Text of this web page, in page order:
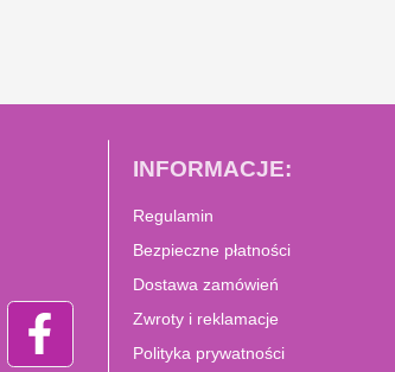
INFORMACJE:
Regulamin
Bezpieczne płatności
Dostawa zamówień
Zwroty i reklamacje
Polityka prywatności